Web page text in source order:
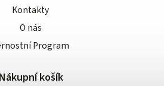
Kontakty
O nás
Program
Nákupní košík